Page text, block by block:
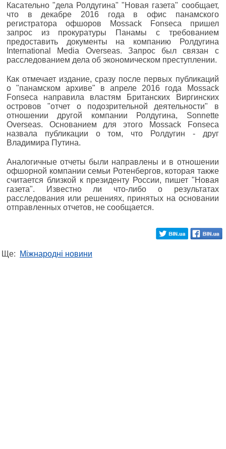
Касательно "дела Ролдугина" "Новая газета" сообщает,
что в декабре 2016 года в офис панамского
регистратора офшоров Mossack Fonseca пришел
запрос из прокуратуры Панамы с требованием
предоставить документы на компанию Ролдугина
International Media Overseas. Запрос был связан с
расследованием дела об экономическом преступлении.
Как отмечает издание, сразу после первых публикаций
о "панамском архиве" в апреле 2016 года Mossack
Fonseca направила властям Британских Виргинских
островов "отчет о подозрительной деятельности" в
отношении другой компании Ролдугина, Sonnette
Overseas. Основанием для этого Mossack Fonseca
назвала публикации о том, что Ролдугин - друг
Владимира Путина.
Аналогичные отчеты были направлены и в отношении
офшорной компании семьи Ротенбергов, которая также
считается близкой к президенту России, пишет "Новая
газета". Известно ли что-либо о результатах
расследования или решениях, принятых на основании
отправленных отчетов, не сообщается.
Ще: Міжнародні новини